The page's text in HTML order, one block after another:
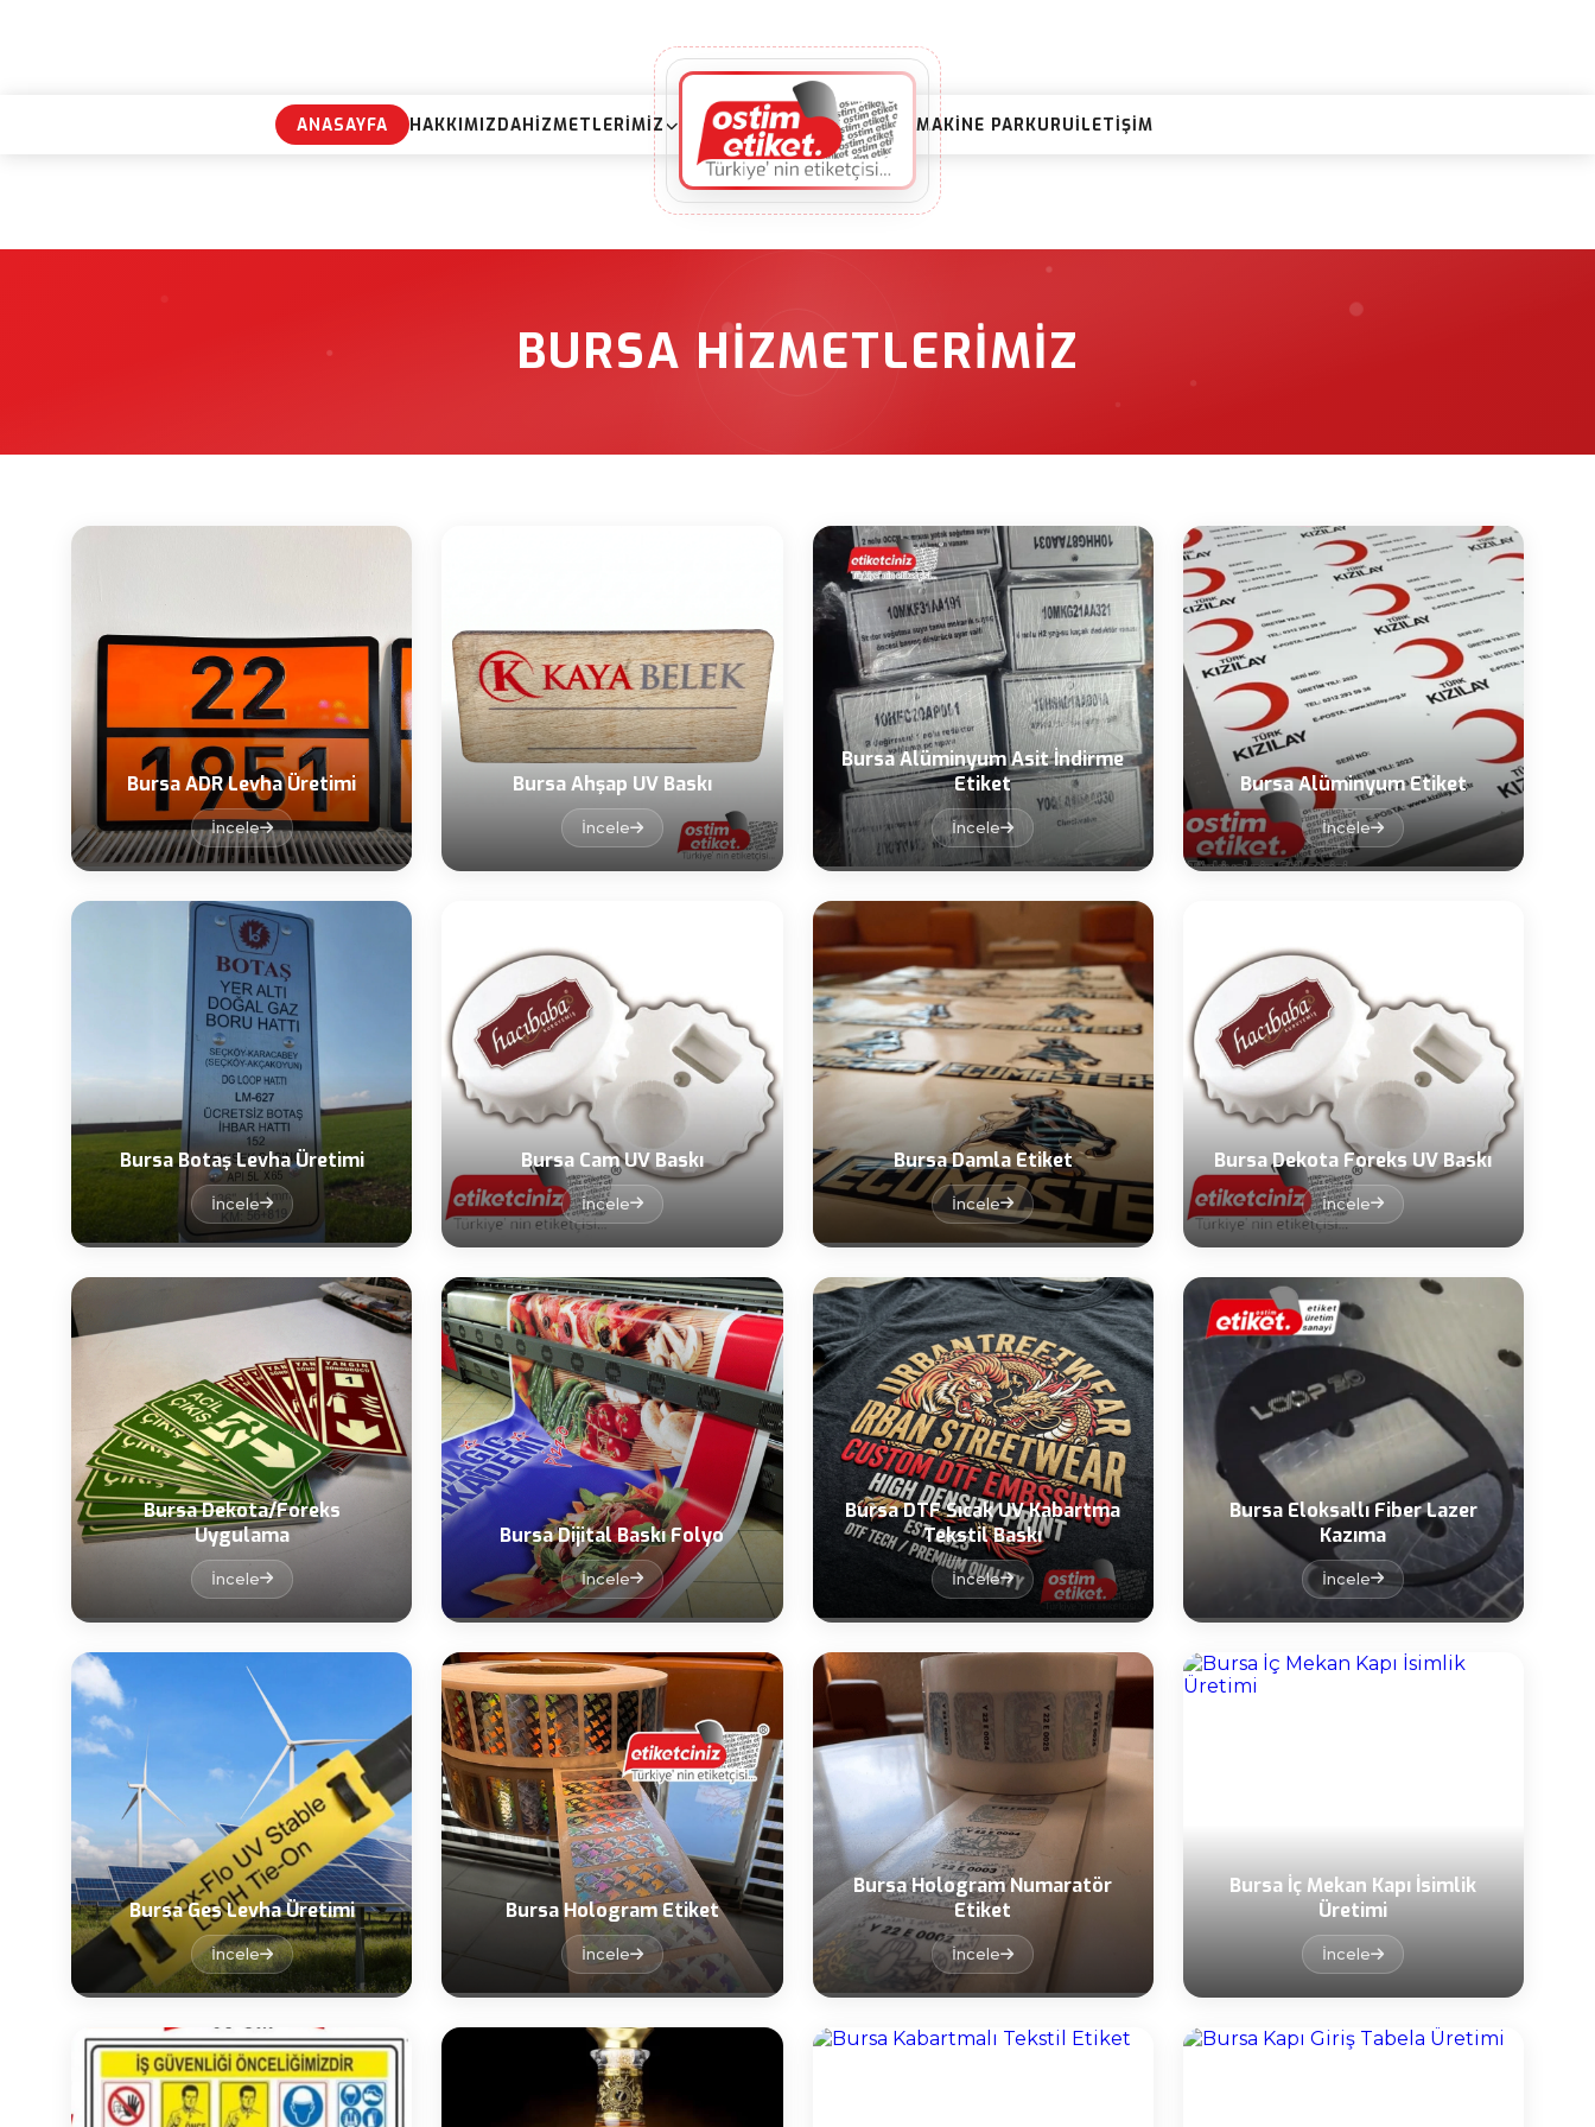
ANASAYFA HAKKIMIZDAHIZMETLERIMIZ MAKINE PARKURUİLETIŞIM
BURSA HIZMETLERIMIZ
Bursa ADR Levha Üretimi
İncele
Bursa Ahşap UV Baskı
İncele
Bursa Alüminyum Asit İndirme
Etiket
İncele
Bursa Alüminyum Etiket
İncele
Bursa Botaş Levha Üretimi
İncele
Bursa Cam UV Baskı
İncele
Bursa Damla Etiket
İncele
Bursa Dekota Foreks UV Baskı
İncele
Bursa Dekota/Foreks
Uygulama
İncele
Bursa Dijital Baskı Folyo
İncele
Bursa DTF Sıcak UV Kabartma
Tekstil Baskı
İncele
Bursa Eloksallı Fiber Lazer
Kazıma
İncele
Bursa Ges Levha Üretimi
İncele
Bursa Hologram Etiket
İncele
Bursa Hologram Numaratör
Etiket
İncele
Bursa İç Mekan Kapı İsimlik
Üretimi
İncele